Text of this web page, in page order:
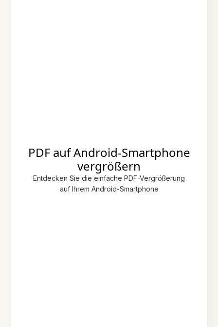
PDF auf Android-Smartphone
vergrößern
Entdecken Sie die einfache PDF-Vergrößerung
auf Ihrem Android-Smartphone